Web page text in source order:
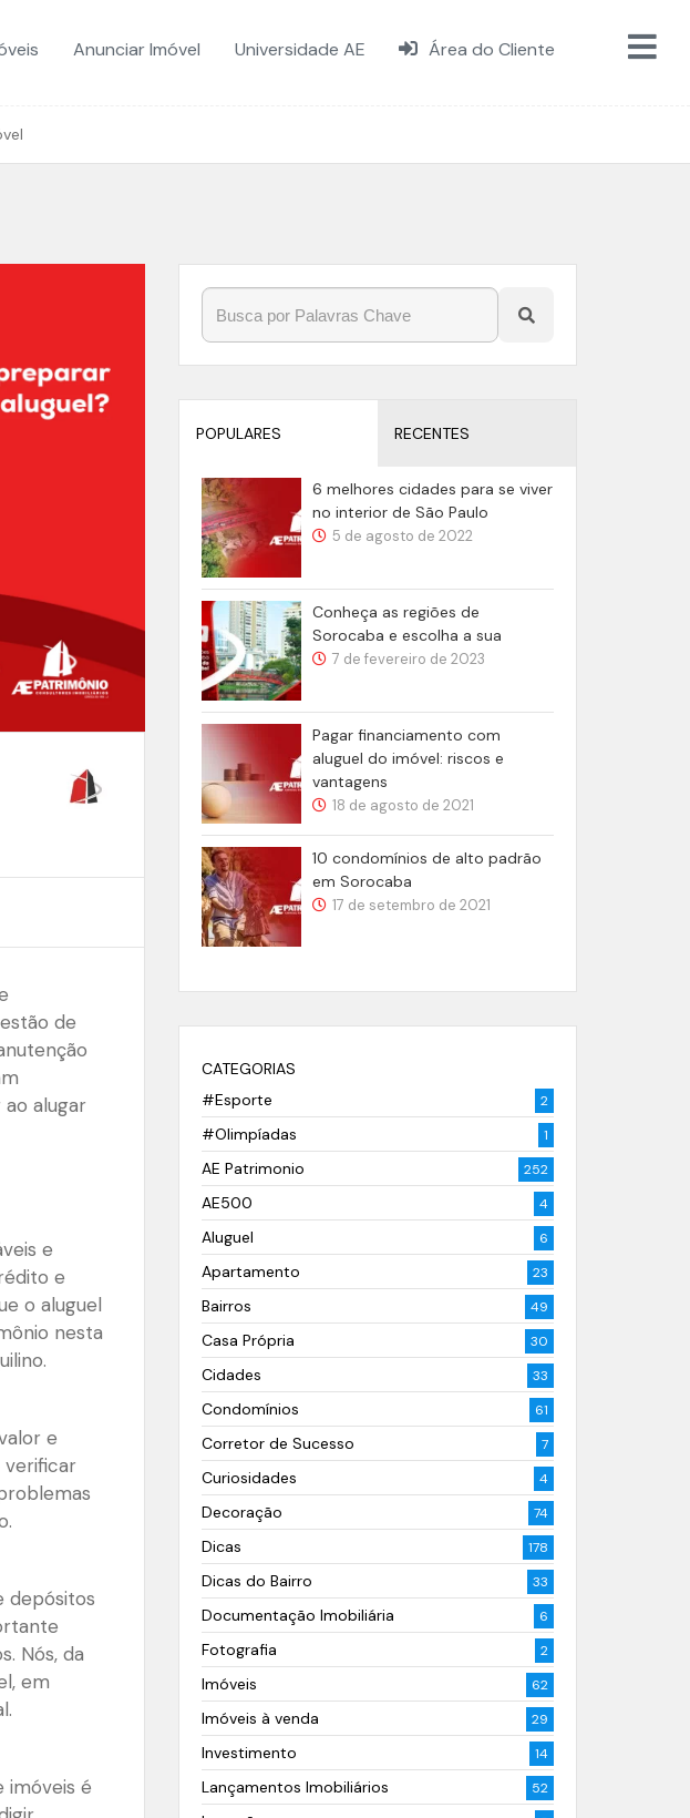
Anunciar Imóvel Universidade AE Área do Cliente
de
alugar
e
e
o aluguel
nesta
e
verificar
depósitos
Nós, da
em
imóveis é
POPULARES RECENTES
6 melhores cidades para se viver
no interior de São Paulo
5 de agosto de 2022
Conheça as regiões de
Sorocaba e escolha a sua
7 de fevereiro de 2023
Pagar financiamento com
aluguel do imóvel: riscos e
vantagens
18 de agosto de 2021
10 condomínios de alto padrão
em Sorocaba
17 de setembro de 2021
CATEGORIAS
#Esporte
2
#Olimpíadas 1
AE Patrimonio 252
AE500 4
Aluguel 6
Apartamento 23
Bairros 49
Casa Própria 30
Cidades 33
Condomínios 61
Corretor de Sucesso 7
Curiosidades 4
Decoração 74
Dicas 178
Dicas do Bairro 33
Documentação Imobiliária 6
Fotografia 2
Imóveis 62
Imóveis à venda 29
Investimento 14
Lançamentos Imobiliários 52